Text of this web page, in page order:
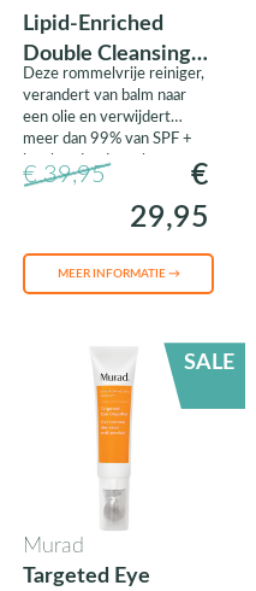
Lipid-Enriched
Double Cleansing
Balm
Deze rommelvrije reiniger,
verandert van balm naar
een olie en verwijdert
meer dan 99% van SPF +
langhoudende make-up,
reinigt diep en herstelt
jouw huidbarrière.
€ 39,95
€
29,95
MEER INFORMATIE →
SALE
Murad
Targeted Eye